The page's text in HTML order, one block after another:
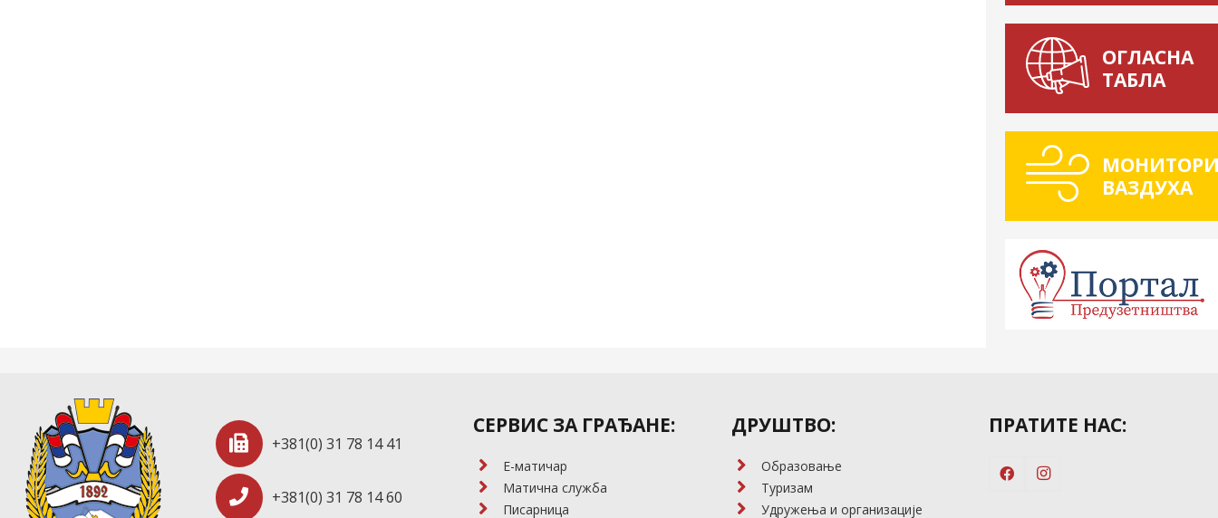
ОГЛАСНА
ТАБЛА
ВАЗДУХА
+381(0) 31 78 14 41
+381(0) 31 78 14 60
СЕРВИС ЗА ГРАЂАНЕ:
E-матичар
Матична служба
Писарница
ДРУШТВО:
Образовање
Туризам
Удружења и организације
ПРАТИТЕ НАС: